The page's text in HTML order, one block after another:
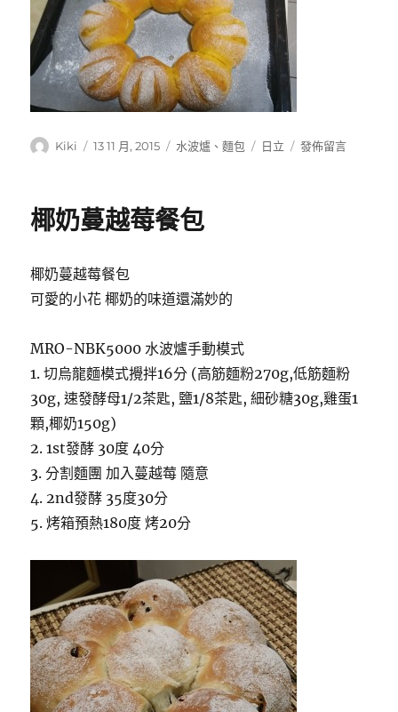
作
Kiki
發
13 11 月, 2015
分
水波爐 、麵包
標
日立
在
發佈留言
椰奶蔓越莓餐包
椰奶蔓越莓餐包
可愛的小花 椰奶的味道還滿妙的
MRO-NBK5000 水波爐手動模式
1. 切烏龍麵模式攪拌16分 (高筋麵粉270g,低筋麵粉
30g, 速發酵母1/2茶匙, 鹽1/8茶匙, 細砂糖30g,雞蛋1
顆,椰奶150g)
2. 1st發酵 30度 40分
3. 分割麵團 加入蔓越莓 隨意
4. 2nd發酵 35度30分
5. 烤箱預熱180度 烤20分